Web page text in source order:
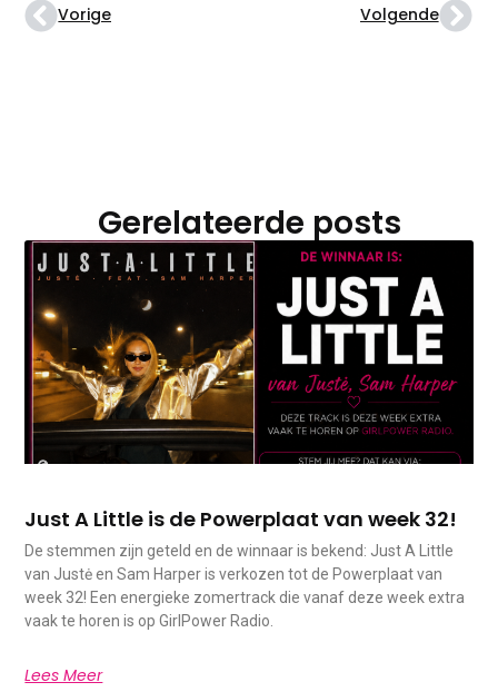
Vorige Volgende
Gerelateerde posts
Just A Little is de Powerplaat van week 32!
De stemmen zijn geteld en de winnaar is bekend: Just A Little
van Justė en Sam Harper is verkozen tot de Powerplaat van
week 32! Een energieke zomertrack die vanaf deze week extra
vaak te horen is op GirlPower Radio.
Lees Meer